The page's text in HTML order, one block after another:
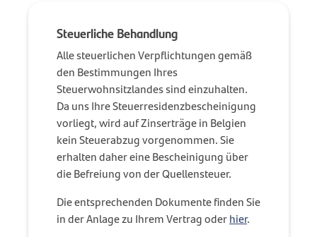
Steuerliche Behandlung
Alle steuerlichen Verpflichtungen gemäß
den Bestimmungen Ihres
Steuerwohnsitzlandes sind einzuhalten.
Da uns Ihre Steuerresidenzbescheinigung
vorliegt, wird auf Zinserträge in Belgien
kein Steuerabzug vorgenommen. Sie
erhalten daher eine Bescheinigung über
die Befreiung von der Quellensteuer.
Die entsprechenden Dokumente finden Sie
in der Anlage zu Ihrem Vertrag oderhier.